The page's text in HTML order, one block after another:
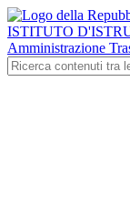
ISTITUTO
Amministrazione